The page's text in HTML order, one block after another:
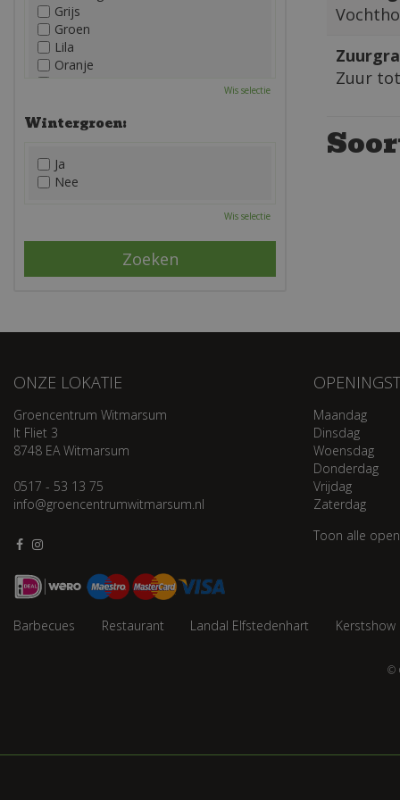
Zuur
Grijs
Groen
Lila
Oranje
Roze
Wis selectie
Wintergroen:
Ja
Nee
Wis selectie
ONZE LOKATIE
Groencentrum Witmarsum
It Fliet 3
8748 EA Witmarsum
0517 - 53 13 75
info@groencentrumwitmarsum.nl
Maandag
Dinsdag
Woensdag
Donderdag
Vrijdag
Zaterdag
Toon alle
Barbecues Restaurant Landal Elfstedenhart Kerstshow
©